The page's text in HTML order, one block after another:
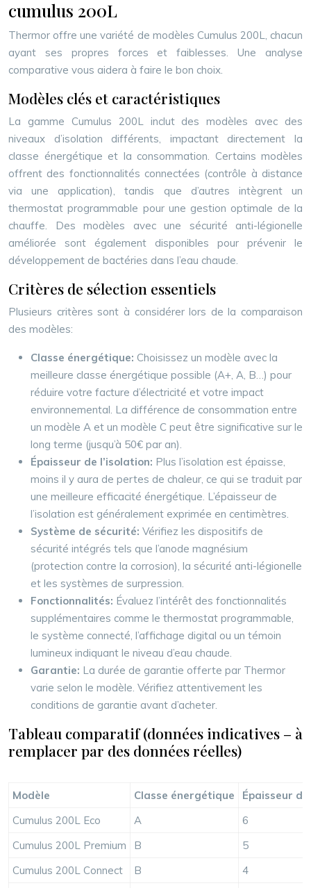
cumulus 200L
Thermor offre une variété de modèles Cumulus 200L, chacun
ayant ses propres forces et faiblesses. Une analyse
comparative vous aidera à faire le bon choix.
Modèles clés et caractéristiques
La gamme Cumulus 200L inclut des modèles avec des
niveaux d’isolation différents, impactant directement la
classe énergétique et la consommation. Certains modèles
offrent des fonctionnalités connectées (contrôle à distance
via une application), tandis que d’autres intègrent un
thermostat programmable pour une gestion optimale de la
chauffe. Des modèles avec une sécurité anti-légionelle
améliorée sont également disponibles pour prévenir le
développement de bactéries dans l’eau chaude.
Critères de sélection essentiels
Plusieurs critères sont à considérer lors de la comparaison
des modèles:
Classe énergétique: Choisissez un modèle avec la
meilleure classe énergétique possible (A+, A, B…) pour
réduire votre facture d’électricité et votre impact
environnemental. La différence de consommation entre
un modèle A et un modèle C peut être significative sur le
long terme (jusqu’à 50€ par an).
Épaisseur de l’isolation: Plus l’isolation est épaisse,
moins il y aura de pertes de chaleur, ce qui se traduit par
une meilleure efficacité énergétique. L’épaisseur de
l’isolation est généralement exprimée en centimètres.
Système de sécurité: Vérifiez les dispositifs de
sécurité intégrés tels que l’anode magnésium
(protection contre la corrosion), la sécurité anti-légionelle
et les systèmes de surpression.
Fonctionnalités: Évaluez l’intérêt des fonctionnalités
supplémentaires comme le thermostat programmable,
le système connecté, l’affichage digital ou un témoin
lumineux indiquant le niveau d’eau chaude.
Garantie: La durée de garantie offerte par Thermor
varie selon le modèle. Vérifiez attentivement les
conditions de garantie avant d’acheter.
Tableau comparatif (données indicatives – à
remplacer par des données réelles)
Modèle Classe énergétique
Épaisseur
Cumulus 200L Eco
A
6
Cumulus 200L Premium
B
5
Cumulus 200L Connect
B
4